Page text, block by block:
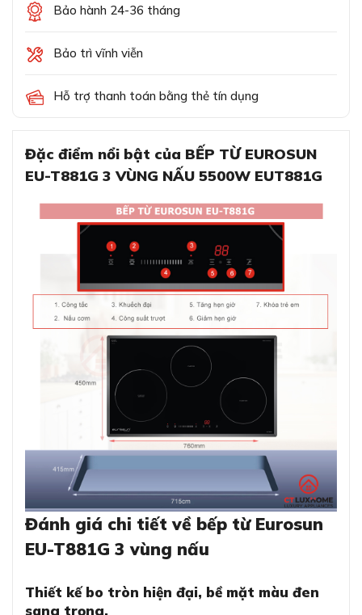
Bảo hành 24-36 tháng
Bảo trì vĩnh viễn
Hỗ trợ thanh toán bằng thẻ tín dụng
Đặc điểm nổi bật của BẾP TỪ EUROSUN
EU-T881G 3 VÙNG NẤU 5500W EUT881G
Đánh giá chi tiết về bếp từ Eurosun
EU-T881G 3 vùng nấu
Thiết kế bo tròn hiện đại, bề mặt màu đen
sang trọng.